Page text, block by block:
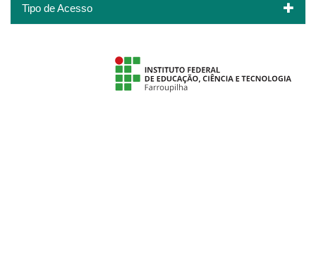
Tipo de Acesso